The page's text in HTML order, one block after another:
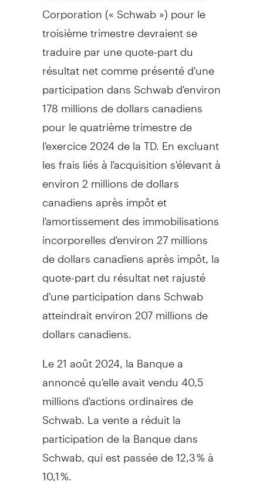
Corporation (« Schwab ») pour le
troisième trimestre devraient se
traduire par une quote-part du
résultat net comme présenté d'une
participation dans Schwab d'environ
178 millions de dollars canadiens
pour le quatrième trimestre de
l'exercice 2024 de la TD. En excluant
les frais liés à l'acquisition s'élevant à
environ 2 millions de dollars
canadiens après impôt et
l'amortissement des immobilisations
incorporelles d'environ 27 millions
de dollars canadiens après impôt, la
quote-part du résultat net rajusté
d'une participation dans Schwab
atteindrait environ 207 millions de
dollars canadiens.
Le 21 août 2024, la Banque a
annoncé qu'elle avait vendu 40,5
millions d'actions ordinaires de
Schwab. La vente a réduit la
participation de la Banque dans
Schwab, qui est passée de 12,3 % à
10,1 %.